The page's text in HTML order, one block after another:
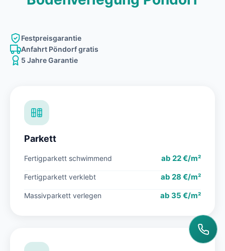
Festpreisgarantie
Anfahrt Pöndorf gratis
5 Jahre Garantie
Parkett
Fertigparkett schwimmend ab 22 €/m²
Fertigparkett verklebt ab 28 €/m²
Massivparkett verlegen ab 35 €/m²